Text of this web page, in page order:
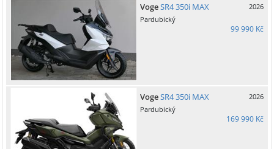
VogeSR4 350i MAX
2026
Pardubický
99 990 Kč
VogeSR4 350i MAX
2026
Pardubický
169 990 Kč